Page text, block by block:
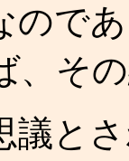
ので
、そ
議と